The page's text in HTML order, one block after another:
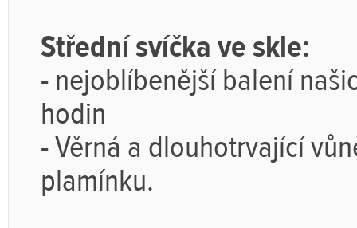
Střední svíčka ve skle:
- nejoblíbenější balení
hodin
-Věrná a dlouhotrvající
plamínku.